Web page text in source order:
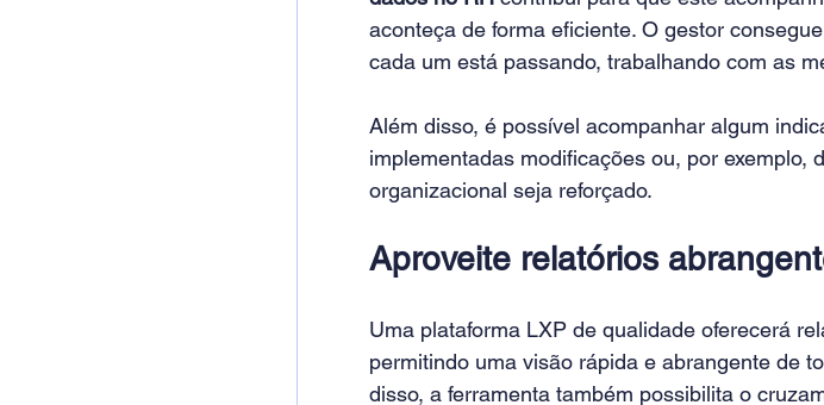
aconteça de forma eficiente. O gestor
cada um está passando, trabalhando com as
Além disso, é possível acompanhar algum
implementadas modificações ou, por exemplo,
organizacional seja reforçado.
Aproveite relatórios
Uma plataforma LXP de qualidade oferecerá
permitindo uma visão rápida e abrangente de
disso, a ferramenta também possibilita o